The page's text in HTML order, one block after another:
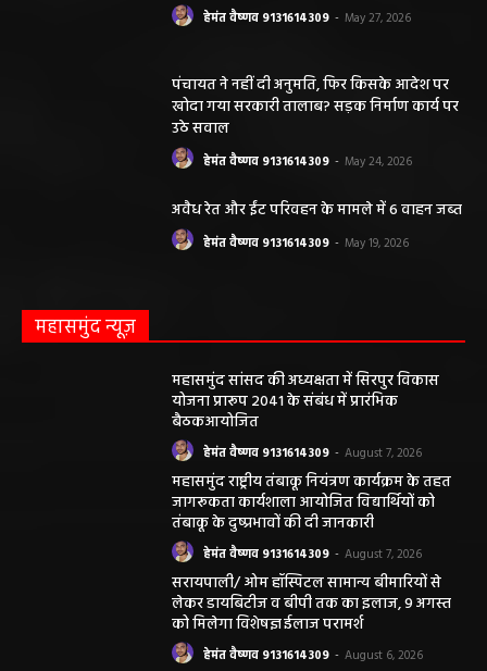
हेमंत वैष्णव 9131614309 - May 27, 2026
पंचायत ने नहीं दी अनुमति, फिर किसके आदेश पर
खोदा गया सरकारी तालाब? सड़क निर्माण कार्य पर
उठे सवाल
हेमंत वैष्णव 9131614309 - May 24, 2026
अवैध रेत और ईंट परिवहन के मामले में 6 वाहन जब्त
हेमंत वैष्णव 9131614309 - May 19, 2026
महासमुंद न्यूज़
महासमुंद सांसद की अध्यक्षता में सिरपुर विकास
योजना प्रारूप 2041 के संबंध में प्रारंभिक
बैठकआयोजित
हेमंत वैष्णव 9131614309 - August 7, 2026
महासमुंद राष्ट्रीय तंबाकू नियंत्रण कार्यक्रम के तहत
जागरूकता कार्यशाला आयोजित विद्यार्थियों को
तंबाकू के दुष्प्रभावों की दी जानकारी
हेमंत वैष्णव 9131614309 - August 7, 2026
सरायपाली/ ओम हॉस्पिटल सामान्य बीमारियों से
लेकर डायबिटीज व बीपी तक का इलाज, 9 अगस्त
को मिलेगा विशेषज्ञ ईलाज परामर्श
हेमंत वैष्णव 9131614309 - August 6, 2026